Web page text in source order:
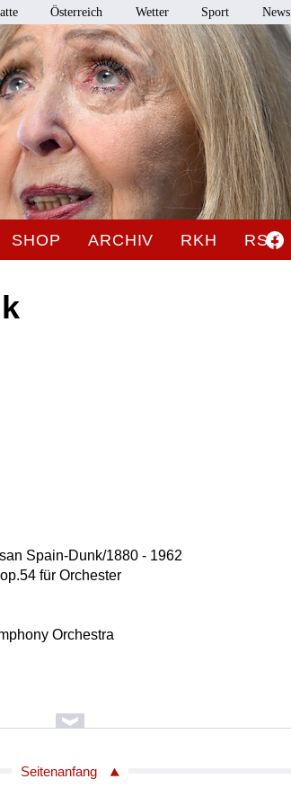
Österreich Wetter Sport News
SHOP ARCHIV RKH RSO
Spain-Dunk/1880 - 1962
für Orchester
Orchestra
Lindberg/geb. 1958
vom 28. Februar 2024 in Helsinki)
Seitenanfang